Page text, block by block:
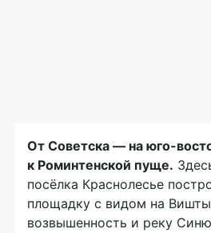
От Советска — на юго-
к Роминтенской пуще.
посёлка Краснолесье
площадку с видом на
возвышенность и реку